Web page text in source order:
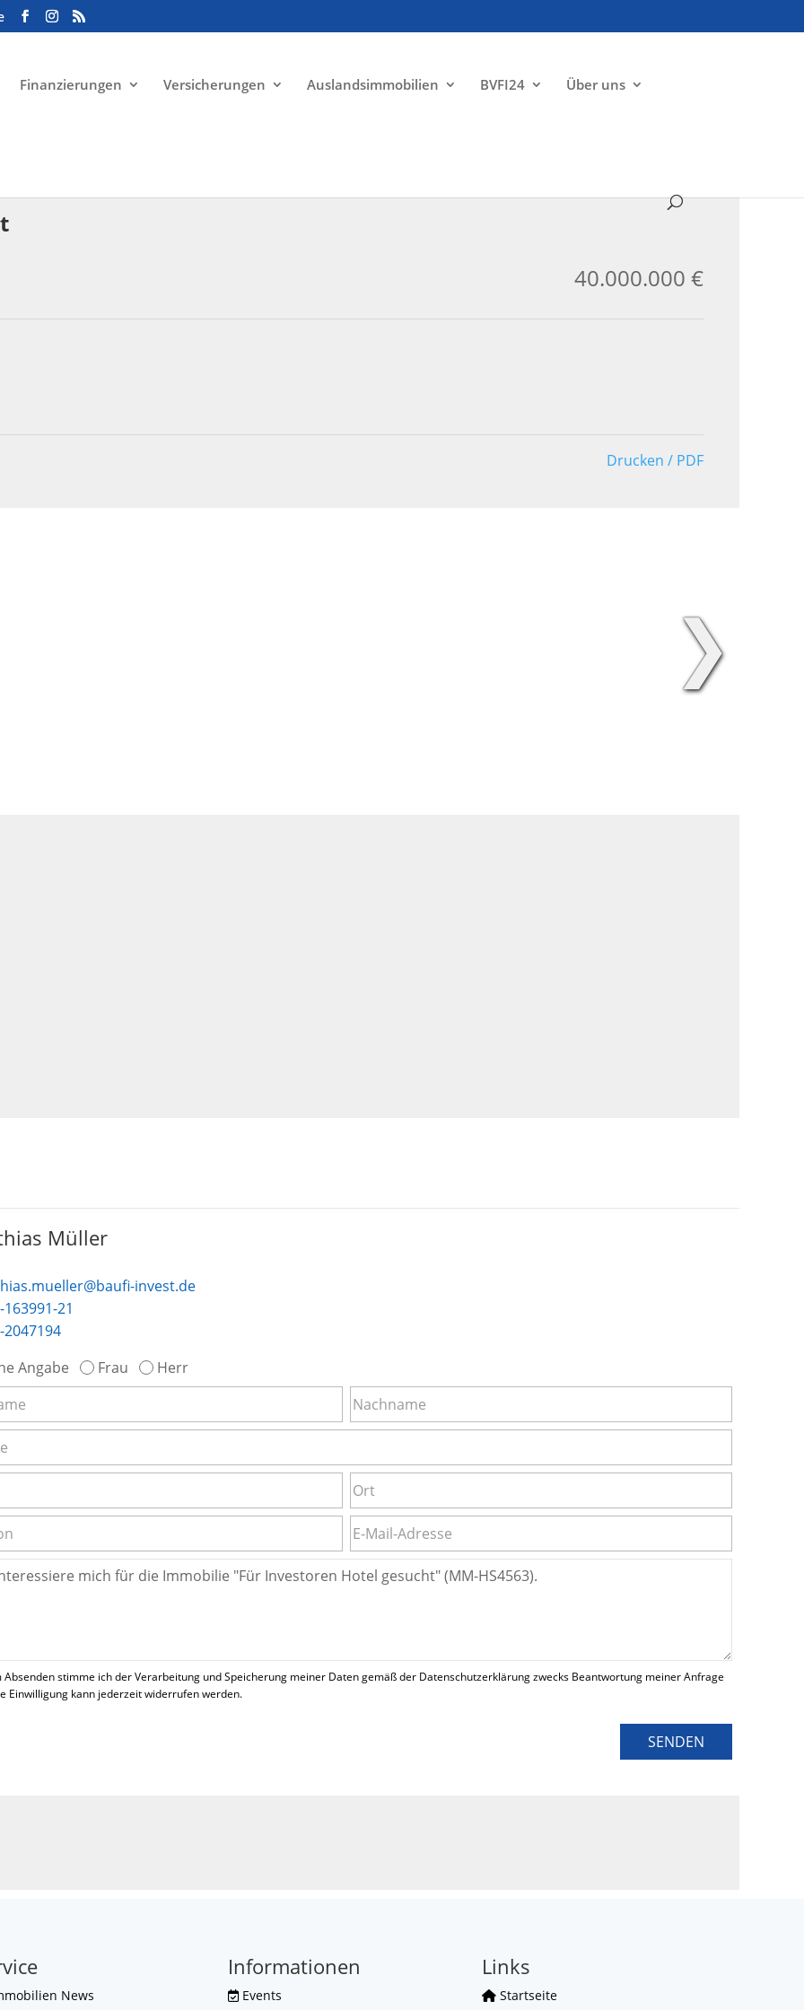
Finanzierungen Versicherungen Auslandsimmobilien BVFI24 Über uns
40.000.000 €
Drucken / PDF
❯
Müller
invest.de
21
2047194
Angabe
Frau Herr
Absenden stimme ich der Verarbeitung und Speicherung meiner Daten gemäß der Datenschutzerklärung zwecks Beantwortung meiner Anfrage
Einwilligung kann jederzeit widerrufen werden.
SENDEN
News
Informationen
Events
Links
Startseite